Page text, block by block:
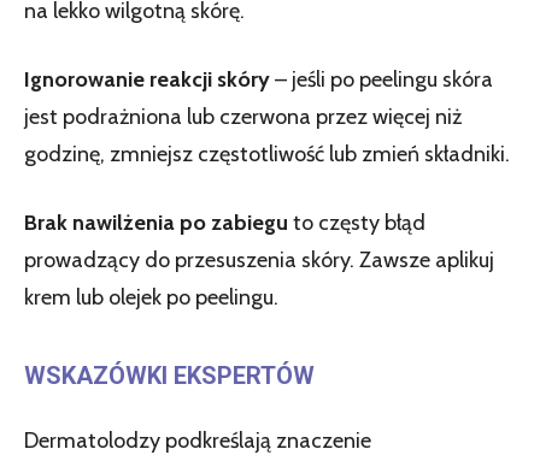
na lekko wilgotną skórę.
Ignorowanie reakcji skóry– jeśli po peelingu skóra
jest podrażniona lub czerwona przez więcej niż
godzinę, zmniejsz częstotliwość lub zmień składniki.
Brak nawilżenia po zabiegu to częsty błąd
prowadzący do przesuszenia skóry. Zawsze aplikuj
krem lub olejek po peelingu.
WSKAZÓWKI EKSPERTÓW
Dermatolodzy podkreślają znaczenie